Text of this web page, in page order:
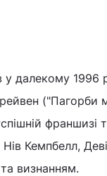
далекому 1996
("Пагорби
франшизі
Кемпбелл,
визнанням.